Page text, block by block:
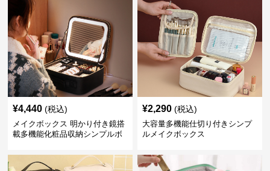
¥4,440 (税込)
メイクボックス 明かり付き鏡搭
載多機能化粧品収納シンプルボ
¥2,290 (税込)
大容量多機能仕切り付きシンプ
ルメイクボックス